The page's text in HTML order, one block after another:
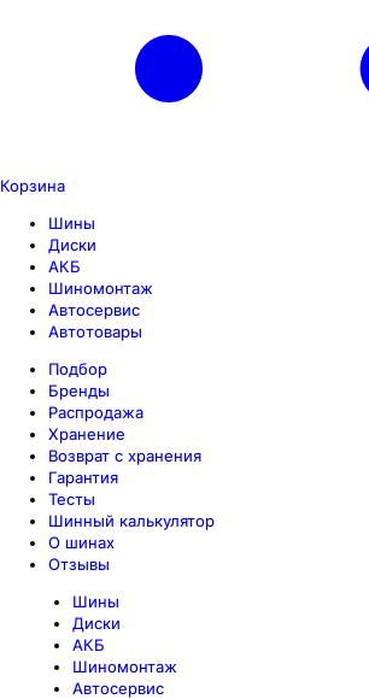
Корзина
Шины
Диски
АКБ
Шиномонтаж
Автосервис
Автотовары
Подбор
Бренды
Распродажа
Хранение
Возврат с хранения
Гарантия
Тесты
Шинный калькулятор
О шинах
Отзывы
Шины
Диски
АКБ
Шиномонтаж
Автосервис